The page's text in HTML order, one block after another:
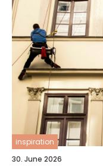
inspiration
30. June 2026